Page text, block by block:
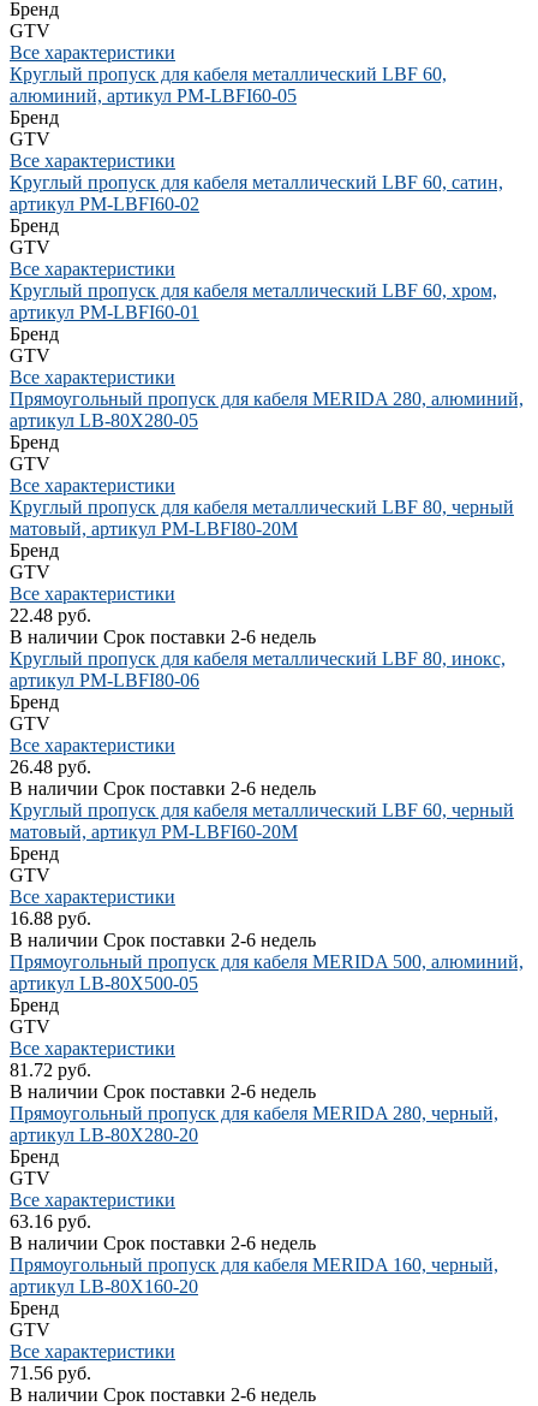
Бренд
GTV
Все характеристики
Круглый пропуск для кабеля металлический LBF 60,
алюминий, артикул PM-LBFI60-05
Бренд
GTV
Все характеристики
Круглый пропуск для кабеля металлический LBF 60, сатин,
артикул PM-LBFI60-02
Бренд
GTV
Все характеристики
Круглый пропуск для кабеля металлический LBF 60, хром,
артикул PM-LBFI60-01
Бренд
GTV
Все характеристики
Прямоугольный пропуск для кабеля MERIDA 280, алюминий,
артикул LB-80X280-05
Бренд
GTV
Все характеристики
Круглый пропуск для кабеля металлический LBF 80, черный
матовый, артикул PM-LBFI80-20M
Бренд
GTV
Все характеристики
22.48 руб.
В наличии Срок поставки 2-6 недель
Круглый пропуск для кабеля металлический LBF 80, инокс,
артикул PM-LBFI80-06
Бренд
GTV
Все характеристики
26.48 руб.
В наличии Срок поставки 2-6 недель
Круглый пропуск для кабеля металлический LBF 60, черный
матовый, артикул PM-LBFI60-20M
Бренд
GTV
Все характеристики
16.88 руб.
В наличии Срок поставки 2-6 недель
Прямоугольный пропуск для кабеля MERIDA 500, алюминий,
артикул LB-80X500-05
Бренд
GTV
Все характеристики
81.72 руб.
В наличии Срок поставки 2-6 недель
Прямоугольный пропуск для кабеля MERIDA 280, черный,
артикул LB-80X280-20
Бренд
GTV
Все характеристики
63.16 руб.
В наличии Срок поставки 2-6 недель
Прямоугольный пропуск для кабеля MERIDA 160, черный,
артикул LB-80X160-20
Бренд
GTV
Все характеристики
71.56 руб.
В наличии Срок поставки 2-6 недель